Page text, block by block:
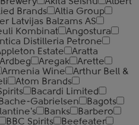
Brands
Altia Group
Latvijas Balzams AS
Kombinat
Angostura
Distilleria Petrone
Estate
Aratta
Ardbeg Aregak
Arette
Armenia Wine
Arthur Bell &
Atom Brands
Bacardi Limited
Bache-Gabrielsen
Bagots
Banks
Barbero
BBC Spirits
Beefeater